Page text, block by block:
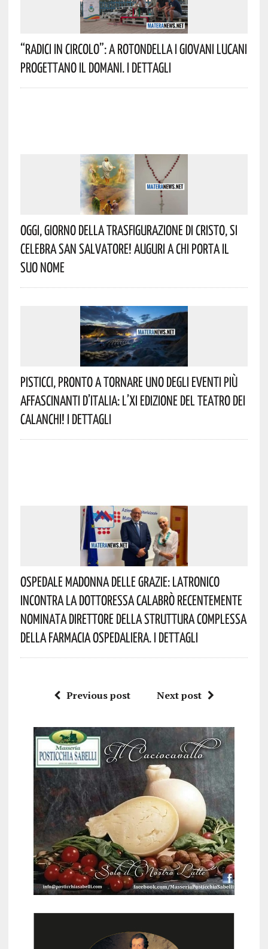
“Radici In Circolo”: A Rotondella I Giovani Lucani
Progettano Il Domani. I Dettagli
Oggi, Giorno Della Trasfigurazione Di Cristo, Si
Celebra San Salvatore! Auguri A Chi Porta Il
Suo Nome
Pisticci, Pronto A Tornare Uno Degli Eventi Più
Affascinanti D’Italia: L’XI Edizione Del Teatro Dei
Calanchi! I Dettagli
Ospedale Madonna Delle Grazie: Latronico
Incontra La Dottoressa Calabrò Recentemente
Nominata Direttore Della Struttura Complessa
Della Farmacia Ospedaliera. I Dettagli
Previous post Next post